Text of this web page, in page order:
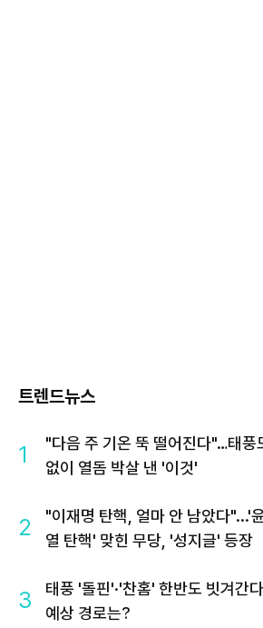
트렌드뉴스
1
"다음 주 기온 뚝 떨어진다"…태풍
없이 열돔 박살 낸 '이것'
2
"이재명 탄핵, 얼마 안 남았다"...'
열 탄핵' 맞힌 무당, '성지글' 등장
3
태풍 '돌핀'·'찬홈' 한반도 빗겨간
예상 경로는?